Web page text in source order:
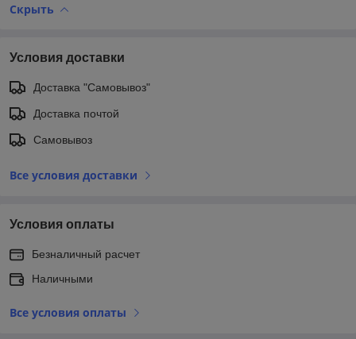
Скрыть
Условия доставки
Доставка "Самовывоз"
Доставка почтой
Самовывоз
Все условия доставки
Условия оплаты
Безналичный расчет
Наличными
Все условия оплаты